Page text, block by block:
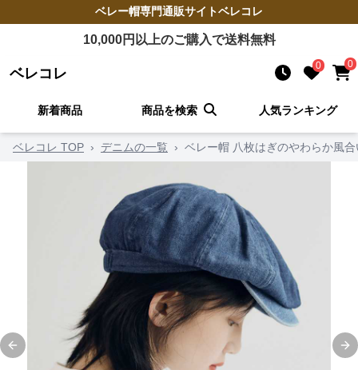
ベレー帽専門通販サイトベレコレ
10,000円以上のご購入で送料無料
ベレコレ 0 0
新着商品 商品を検索 人気ランキング
ベレコレ TOP › デニムの一覧 › ベレー帽 八枚はぎのやわらか風
Previous slide